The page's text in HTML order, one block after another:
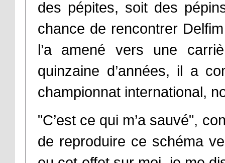
des pépites, soit des
chance de rencontrer
l’a amené vers une
quinzaine d’années, il a
championnat international,
"C’est ce qui m’a sauvé",
de reproduire ce schéma